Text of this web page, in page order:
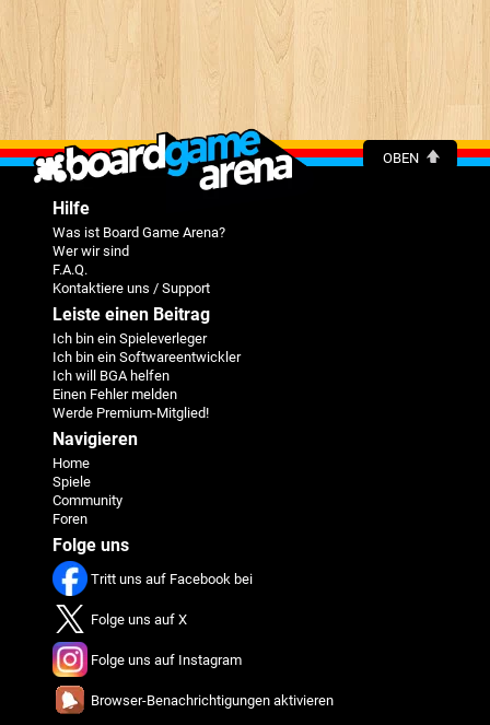
OBEN
Hilfe
Was ist Board Game Arena?
Wer wir sind
F.A.Q.
Kontaktiere uns / Support
Leiste einen Beitrag
Ich bin ein Spieleverleger
Ich bin ein Softwareentwickler
Ich will BGA helfen
Einen Fehler melden
Werde Premium-Mitglied!
Navigieren
Home
Spiele
Community
Foren
Folge uns
Tritt uns auf Facebook bei
Folge uns auf X
Folge uns auf Instagram
Browser-Benachrichtigungen aktivieren